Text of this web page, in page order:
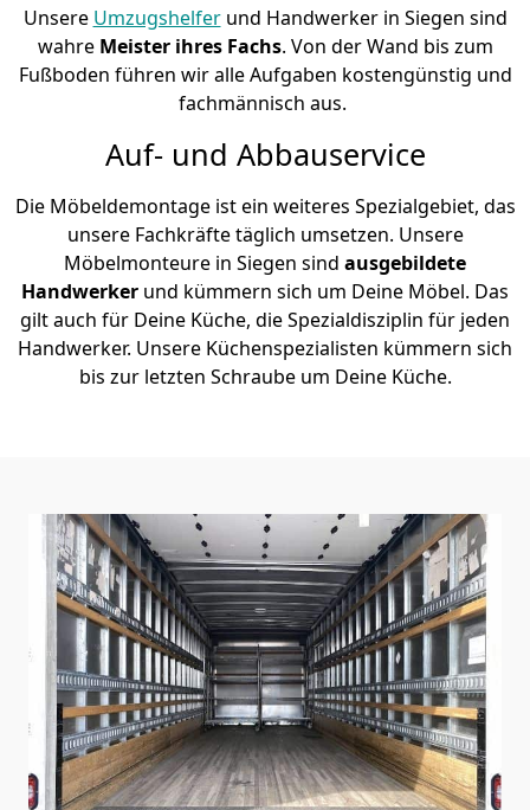
Unsere Umzugshelferund Handwerker in Siegen sind
wahre Meister ihres Fachs. Von der Wand bis zum
Fußboden führen wir alle Aufgaben kostengünstig und
fachmännisch aus.
Auf- und Abbauservice
Die Möbeldemontage ist ein weiteres Spezialgebiet, das
unsere Fachkräfte täglich umsetzen. Unsere
Möbelmonteure in Siegen sind ausgebildete
Handwerker und kümmern sich um Deine Möbel. Das
gilt auch für Deine Küche, die Spezialdisziplin für jeden
Handwerker. Unsere Küchenspezialisten kümmern sich
bis zur letzten Schraube um Deine Küche.